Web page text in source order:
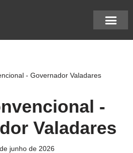
- Governador Valadares
-
Valadares
junho de 2026